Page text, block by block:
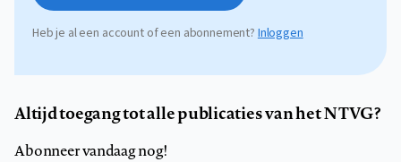
Heb je al een account of een abonnement?Inloggen
Altijd toegang tot alle publicaties van het NTVG?
Abonneer vandaag nog!